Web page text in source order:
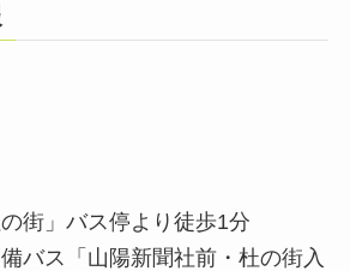
街」バス停より徒歩1分
バス「山陽新聞社前・杜の街入